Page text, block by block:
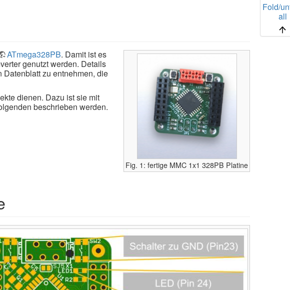
Fold/
all
Fig. 1: fertige MMC 1x1 328PB Platine
ATmega328PB. Damit ist es
genutzt werden. Details
zu entnehmen, die
dienen. Dazu ist sie mit
beschrieben werden.